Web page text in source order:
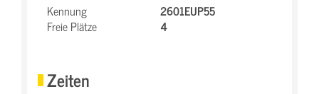
Kennung
2601EUP55
Freie Plätze
4
Zeiten